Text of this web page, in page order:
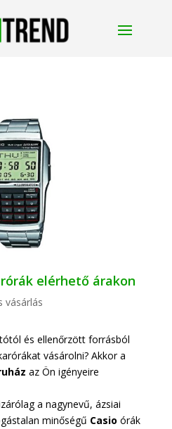
elérhető árakon
vásárlás
és ellenőrzött forrásból
vásárolni? Akkor a
az Ön igényeire
a nagynevű, ázsiai
minőségű Casio órák